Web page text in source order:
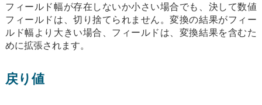
フィールド幅が存在しないか小さい場合でも、決して数値
フィールドは、切り捨てられません。変換の結果がフィー
ルド幅より大きい場合、フィールドは、変換結果を含むた
めに拡張されます。
戻り値